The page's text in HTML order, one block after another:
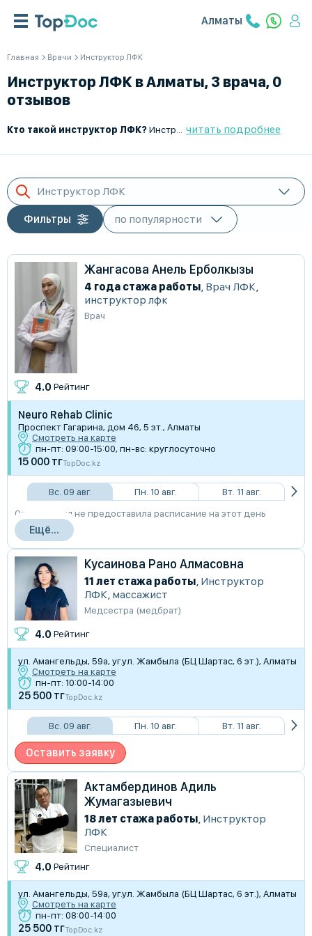
Алматы
Главная Врачи Инструктор ЛФК
Инструктор ЛФК в Алматы, 3 врача, 0
отзывов
Кто такой инструктор ЛФК?Инструктор лечебной физкультуры (ЛФК) – это специалист, который разрабатывает и проводит комплексы физических упражнений для восстановления функций организма после травм, операций и при хронических заболеваниях. Он помогает пациентам улучшить подвижность, повысить выносливость и уменьшить болевые ощущения. читать подробнее
Инструктор ЛФК
Фильтры
Жангасова Анель Ерболкызы
4 года стажа работы, Врач ЛФК,
инструктор лфк
Врач
4.0 Рейтинг
Neuro Rehab Clinic
Проспект Гагарина, дом 46, 5 эт., Алматы
Смотреть на карте
пн-пт: 09:00-15:00, пн-вс: круглосуточно
15 000 тгTopDoc.kz
Вс. 09 авг. Пн. 10 авг.
Вт. 11 авг.
Организация не предоставила расписание на этот день
Ещё...
Кусаинова Рано Алмасовна
11 лет стажа работы, Инструктор
ЛФК, массажист
Медсестра (медбрат)
4.0 Рейтинг
​ул. Амангельды, 59а, уг.ул. Жамбыла (БЦ Шартас, 6 эт.), Алматы
Смотреть на карте
пн-пт: 10:00-14:00
25 500 тгTopDoc.kz
Вс. 09 авг. Пн. 10 авг. Вт. 11 авг.
Оставить заявку
Актамбердинов Адиль
Жумагазыевич
18 лет стажа работы, Инструктор
ЛФК
Специалист
4.0 Рейтинг
​ул. Амангельды, 59а, уг.ул. Жамбыла (БЦ Шартас, 6 эт.), Алматы
Смотреть на карте
пн-пт: 08:00-14:00
25 500 тгTopDoc.kz